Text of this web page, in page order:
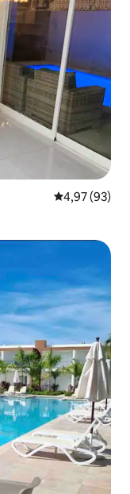
Évaluation
4,97 (93)